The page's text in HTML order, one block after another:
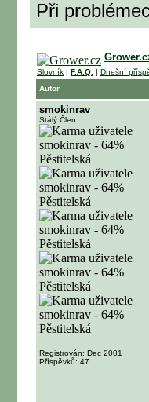
Při
Slovník | F.A.Q. | Dnešní
Autor
smokinrav
Stálý Člen
Registrován: Dec 2001
Příspěvků: 47